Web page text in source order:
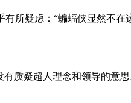
有所疑虑：“蝙蝠侠显然不
质疑超人理念和领导的意思